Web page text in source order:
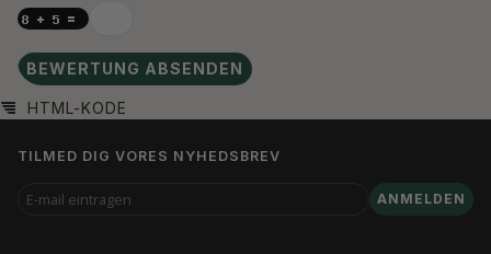
BEWERTUNG ABSENDEN
HTML-KODE
TILMED DIG VORES NYHEDSBREV
E-
MAIL
ANMELDEN